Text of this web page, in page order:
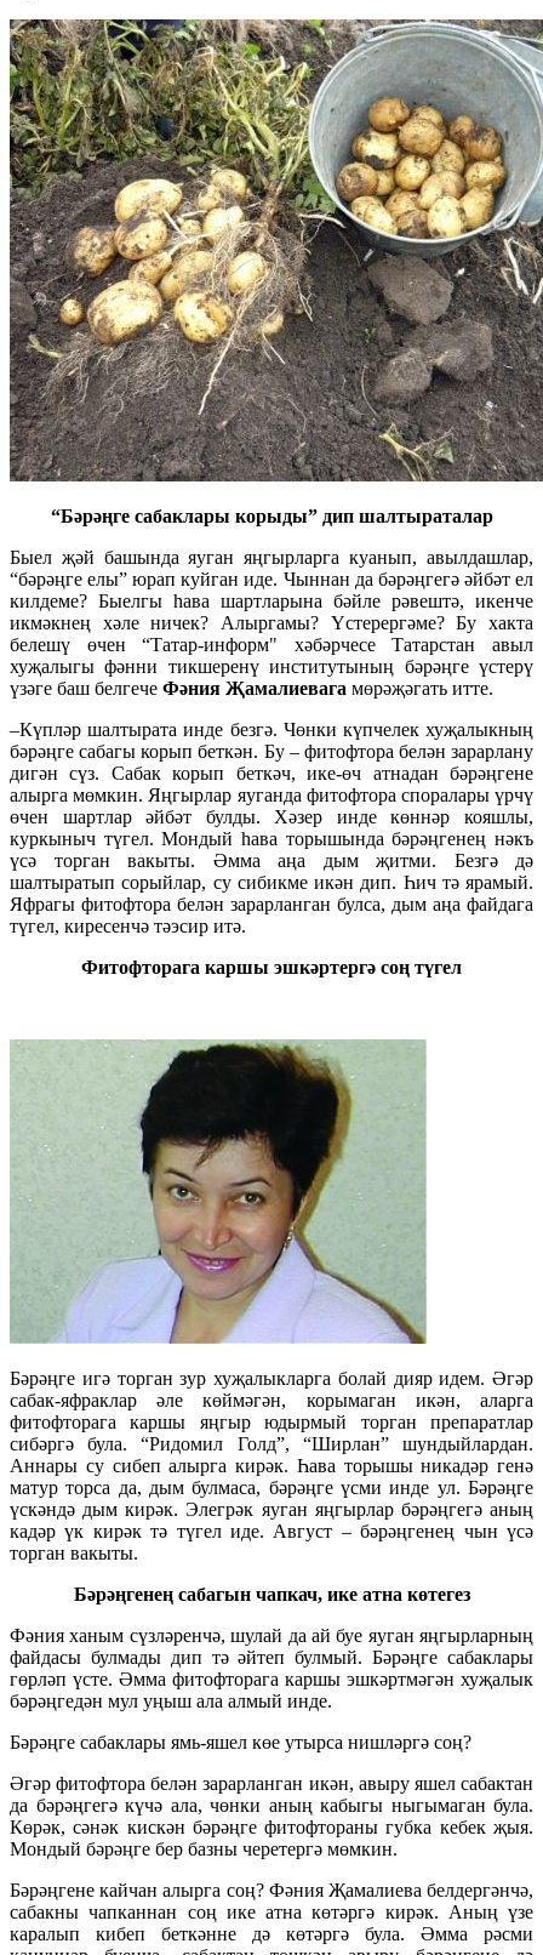
“Бәрәңге сабаклары корыды” дип шалтыраталар
Быел җәй башында яуган яңгырларга куанып, авылдашлар,
“бәрәңге елы” юрап куйган иде. Чыннан да бәрәңгегә әйбәт ел
килдеме? Быелгы һава шартларына бәйле рәвештә, икенче
икмәкнең хәле ничек? Алыргамы? Үстерергәме? Бу хакта
белешү өчен “Татар-информ" хәбәрчесе Татарстан авыл
хуҗалыгы фәнни тикшеренү институтының бәрәңге үстерү
үзәге баш белгече Фәния Җамалиевага мөрәҗәгать итте.
–Күпләр шалтырата инде безгә. Чөнки күпчелек хуҗалыкның
бәрәңге сабагы корып беткән. Бу – фитофтора белән зарарлану
дигән сүз. Сабак корып беткәч, ике-өч атнадан бәрәңгене
алырга мөмкин. Яңгырлар яуганда фитофтора споралары үрчү
өчен шартлар әйбәт булды. Хәзер инде көннәр кояшлы,
куркыныч түгел. Мондый һава торышында бәрәңгенең нәкъ
үсә торган вакыты. Әмма аңа дым җитми. Безгә дә
шалтыратып сорыйлар, су сибикме икән дип. Һич тә ярамый.
Яфрагы фитофтора белән зарарланган булса, дым аңа файдага
түгел, киресенчә тәэсир итә.
Фитофторага каршы эшкәртергә соң түгел
Бәрәңге игә торган зур хуҗалыкларга болай дияр идем. Әгәр
сабак-яфраклар әле көймәгән, корымаган икән, аларга
фитофторага каршы яңгыр юдырмый торган препаратлар
сибәргә була. “Ридомил Голд”, “Ширлан” шундыйлардан.
Аннары су сибеп алырга кирәк. Һава торышы никадәр генә
матур торса да, дым булмаса, бәрәңге үсми инде ул. Бәрәңге
үскәндә дым кирәк. Элегрәк яуган яңгырлар бәрәңгегә аның
кадәр үк кирәк тә түгел иде. Август – бәрәңгенең чын үсә
торган вакыты.
Бәрәңгенең сабагын чапкач, ике атна көтегез
Фәния ханым сүзләренчә, шулай да ай буе яуган яңгырларның
файдасы булмады дип тә әйтеп булмый. Бәрәңге сабаклары
гөрләп үсте. Әмма фитофторага каршы эшкәртмәгән хуҗалык
бәрәңгедән мул уңыш ала алмый инде.
Бәрәңге сабаклары ямь-яшел көе утырса нишләргә соң?
Әгәр фитофтора белән зарарланган икән, авыру яшел сабактан
да бәрәңгегә күчә ала, чөнки аның кабыгы ныгымаган була.
Көрәк, сәнәк кискән бәрәңге фитофтораны губка кебек җыя.
Мондый бәрәңге бер базны черетергә мөмкин.
Бәрәңгене кайчан алырга соң? Фәния Җамалиева белдергәнчә,
сабакны чапканнан соң ике атна көтәргә кирәк. Аның үзе
каралып кибеп беткәнне дә көтәргә була. Әмма рәсми